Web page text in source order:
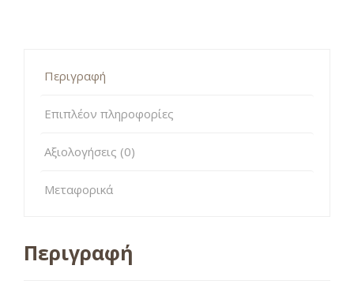
Περιγραφή
Επιπλέον πληροφορίες
Αξιολογήσεις (0)
Μεταφορικά
Περιγραφή